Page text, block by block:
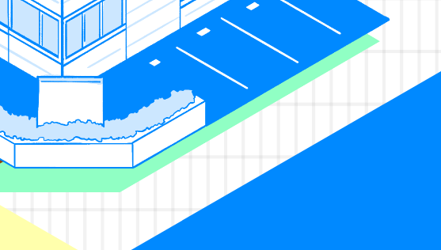
まない、という気持ちを持っている方が活躍で
です。当社は、積極的に挑戦できる方を求めて